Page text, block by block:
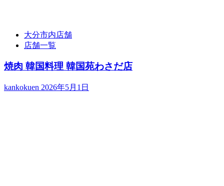
大分市内店舗
店舗一覧
焼肉 韓国料理 韓国苑わさだ店
kankokuen 2026年5月1日